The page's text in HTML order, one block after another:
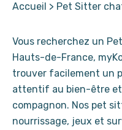
Accueil > Pet Sitter
Vous recherchez un
Hauts-de-France,
trouver facilement un
attentif au bien-être
compagnon. Nos pet
nourrissage, jeux et